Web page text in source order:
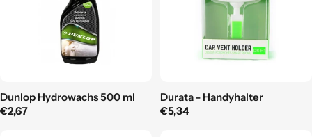
Dunlop Hydrowachs 500 ml
Regulärer
€2,67
Durata - Handyhalter
Regulärer
€5,34